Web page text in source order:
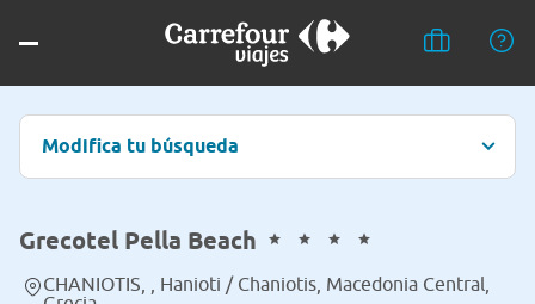
Modifica tu búsqueda
Grecotel Pella Beach
CHANIOTIS, , Hanioti / Chaniotis, Macedonia Central,